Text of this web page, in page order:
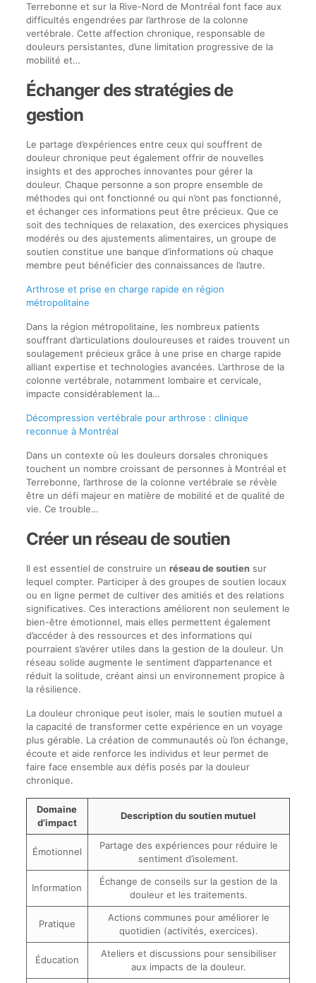
Terrebonne et sur la Rive-Nord de Montréal font face aux
difficultés engendrées par l’arthrose de la colonne
vertébrale. Cette affection chronique, responsable de
douleurs persistantes, d’une limitation progressive de la
mobilité et…
Échanger des stratégies de
gestion
Le partage d’expériences entre ceux qui souffrent de
douleur chronique peut également offrir de nouvelles
insights et des approches innovantes pour gérer la
douleur. Chaque personne a son propre ensemble de
méthodes qui ont fonctionné ou qui n’ont pas fonctionné,
et échanger ces informations peut être précieux. Que ce
soit des techniques de relaxation, des exercices physiques
modérés ou des ajustements alimentaires, un groupe de
soutien constitue une banque d’informations où chaque
membre peut bénéficier des connaissances de l’autre.
Arthrose et prise en charge rapide en région
métropolitaine
Dans la région métropolitaine, les nombreux patients
souffrant d’articulations douloureuses et raides trouvent un
soulagement précieux grâce à une prise en charge rapide
alliant expertise et technologies avancées. L’arthrose de la
colonne vertébrale, notamment lombaire et cervicale,
impacte considérablement la…
Décompression vertébrale pour arthrose : clinique
reconnue à Montréal
Dans un contexte où les douleurs dorsales chroniques
touchent un nombre croissant de personnes à Montréal et
Terrebonne, l’arthrose de la colonne vertébrale se révèle
être un défi majeur en matière de mobilité et de qualité de
vie. Ce trouble…
Créer un réseau de soutien
Il est essentiel de construire un réseau de soutiensur
lequel compter. Participer à des groupes de soutien locaux
ou en ligne permet de cultiver des amitiés et des relations
significatives. Ces interactions améliorent non seulement le
bien-être émotionnel, mais elles permettent également
d’accéder à des ressources et des informations qui
pourraient s’avérer utiles dans la gestion de la douleur. Un
réseau solide augmente le sentiment d’appartenance et
réduit la solitude, créant ainsi un environnement propice à
la résilience.
La douleur chronique peut isoler, mais le soutien mutuel a
la capacité de transformer cette expérience en un voyage
plus gérable. La création de communautés où l’on échange,
écoute et aide renforce les individus et leur permet de
faire face ensemble aux défis posés par la douleur
chronique.
Domaine
d’impact
Description du soutien mutuel
Émotionnel
Partage des expériences pour réduire le
sentiment d’isolement.
Information
Échange de conseils sur la gestion de la
douleur et les traitements.
Pratique
Actions communes pour améliorer le
quotidien (activités, exercices).
Éducation
Ateliers et discussions pour sensibiliser
aux impacts de la douleur.